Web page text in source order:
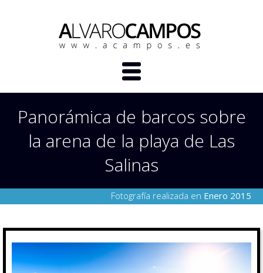
Panorámica de barcos sobre
la arena de la playa de Las
Salinas
Fotografía realizada en Enero 2015